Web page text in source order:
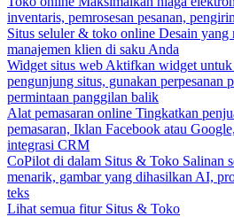
inventaris, pemrosesan pesanan,
Situs seluler & toko online Desain yang
manajemen klien di saku Anda
Widget situs web Aktifkan widget untuk
pengunjung situs, gunakan perpesanan
permintaan panggilan balik
Alat pemasaran online Tingkatkan
pemasaran, Iklan Facebook atau
integrasi CRM
CoPilot di dalam Situs & Toko Salinan
menarik, gambar yang dihasilkan AI,
teks
Lihat semua fitur Situs & Toko